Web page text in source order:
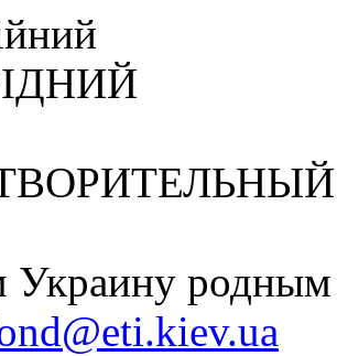
Украину родным